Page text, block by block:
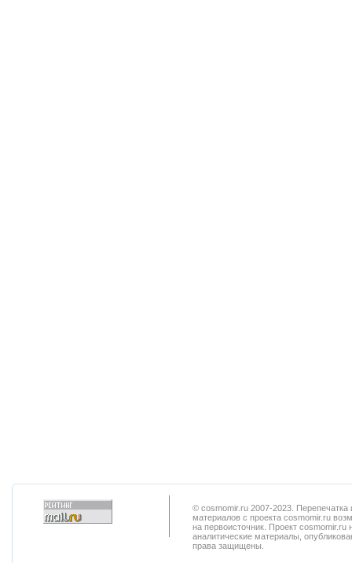
© cosmomir.ru 2007-2023.
материалов с проекта cosmomir.ru
на первоисточник. Проект cosmomir.ru
аналитические материалы,
права защищены.